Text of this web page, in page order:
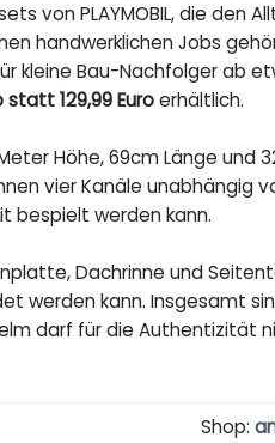
von PLAYMOBIL, die den
handwerklichen Jobs
kleine Bau-Nachfolger ab
statt 129,99 Euroerhältlich.
Höhe, 69cm Länge und
vier Kanäle unabhängig
bespielt werden kann.
Dachrinne und
werden kann. Insgesamt
darf für die Authentizität
Shop: